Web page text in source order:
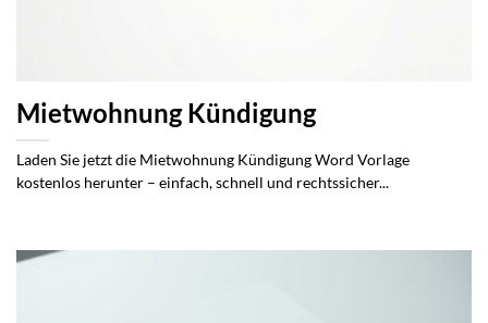
Mietwohnung Kündigung
Laden Sie jetzt die Mietwohnung Kündigung Word Vorlage
kostenlos herunter – einfach, schnell und rechtssicher...